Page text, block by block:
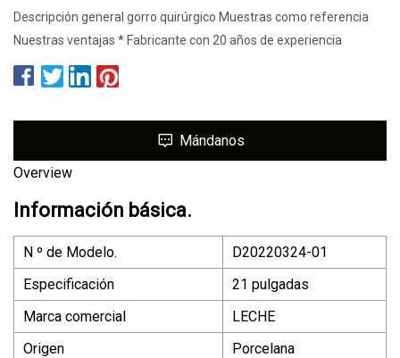
Descripción general gorro quirúrgico Muestras como referencia
Nuestras ventajas * Fabricante con 20 años de experiencia
Mándanos
Overview
Información básica.
N º de Modelo.
D20220324-01
Especificación
21 pulgadas
Marca comercial
LECHE
Origen
Porcelana